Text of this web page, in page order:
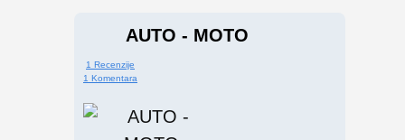
AUTO - MOTO
1 Recenzije
1 Komentara